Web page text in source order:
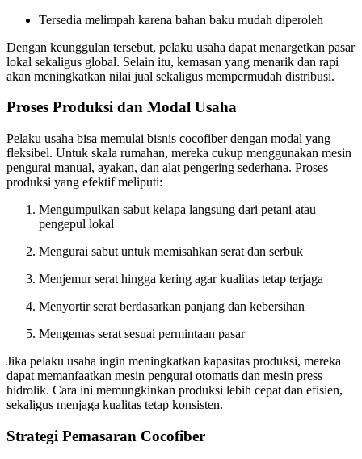
Tersedia melimpah karena bahan baku mudah diperoleh
Dengan keunggulan tersebut, pelaku usaha dapat menargetkan pasar
lokal sekaligus global. Selain itu, kemasan yang menarik dan rapi
akan meningkatkan nilai jual sekaligus mempermudah distribusi.
Proses Produksi dan Modal Usaha
Pelaku usaha bisa memulai bisnis cocofiber dengan modal yang
fleksibel. Untuk skala rumahan, mereka cukup menggunakan mesin
pengurai manual, ayakan, dan alat pengering sederhana. Proses
produksi yang efektif meliputi:
Mengumpulkan sabut kelapa langsung dari petani atau
pengepul lokal
Mengurai sabut untuk memisahkan serat dan serbuk
Menjemur serat hingga kering agar kualitas tetap terjaga
Menyortir serat berdasarkan panjang dan kebersihan
Mengemas serat sesuai permintaan pasar
Jika pelaku usaha ingin meningkatkan kapasitas produksi, mereka
dapat memanfaatkan mesin pengurai otomatis dan mesin press
hidrolik. Cara ini memungkinkan produksi lebih cepat dan efisien,
sekaligus menjaga kualitas tetap konsisten.
Strategi Pemasaran Cocofiber